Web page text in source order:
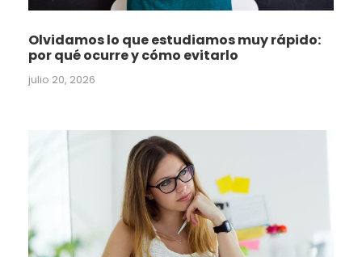
Olvidamos lo que estudiamos muy rápido:
por qué ocurre y cómo evitarlo
julio 20, 2026